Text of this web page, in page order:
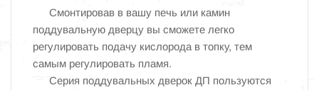
Смонтировав в вашу печь или камин
поддувальную дверцу вы сможете легко
регулировать подачу кислорода в топку, тем
самым регулировать пламя.
Серия поддувальных дверок ДП пользуются